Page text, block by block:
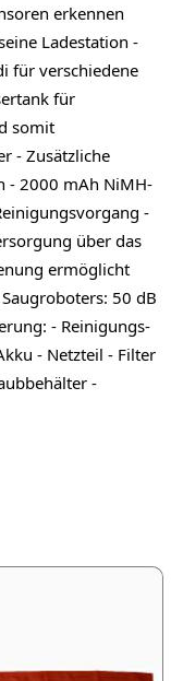
erkennen
Ladestation -
für verschiedene
für
somit
- Zusätzliche
- 2000 mAh NiMH-
-
über das
ermöglicht
50 dB
- Reinigungs-
- Netzteil - Filter
-